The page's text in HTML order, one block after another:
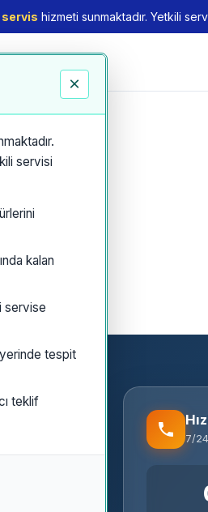
servis hizmeti sunmaktadır. Yetkili
×
servisi
kalan
servise
yerinde tespit
teklif
7/